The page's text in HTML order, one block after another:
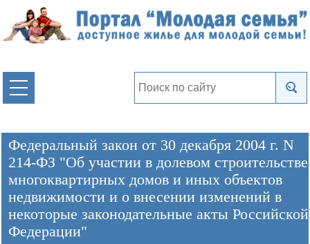
Федеральный закон от 30 декабря 2004 г. N
214-ФЗ "Об участии в долевом строительстве
многоквартирных домов и иных объектов
недвижимости и о внесении изменений в
некоторые законодательные акты Российской
Федерации"